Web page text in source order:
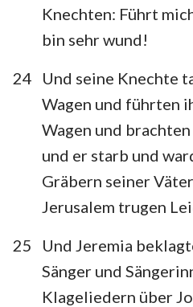
Knechten: Führt
bin sehr wund!
24
Und seine Knechte
Wagen und führten
Wagen und
und er starb und
Gräbern seiner
Jerusalem trugen
25
Und Jeremia
Sänger und
Klageliedern über